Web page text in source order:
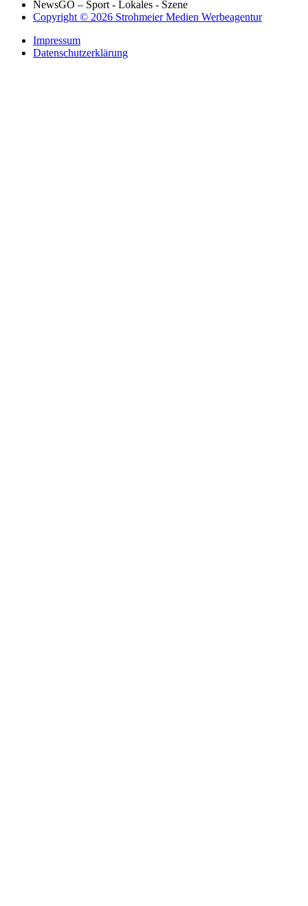
NewsGO – Sport - Lokales - Szene
Copyright © 2026 Strohmeier Medien Werbeagentur
Impressum
Datenschutzerklärung